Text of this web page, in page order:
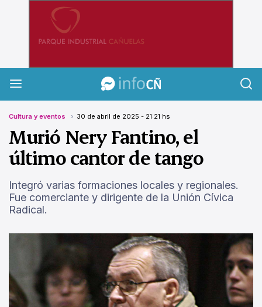
Cultura y eventos 30 de abril de 2025 - 21:21 hs
Murió Nery Fantino, el
último cantor de tango
Integró varias formaciones locales y regionales.
Fue comerciante y dirigente de la Unión Cívica
Radical.